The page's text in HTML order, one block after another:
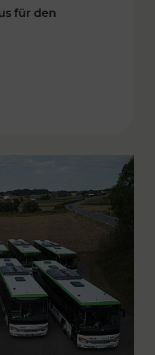
für den